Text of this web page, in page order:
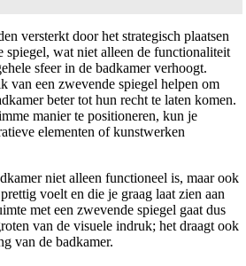
versterkt door het strategisch plaatsen
spiegel, wat niet alleen de functionaliteit
sfeer in de badkamer verhoogt.
van een zwevende spiegel helpen om
beter tot hun recht te laten komen.
manier te positioneren, kun je
elementen of kunstwerken
niet alleen functioneel is, maar ook
voelt en die je graag laat zien aan
met een zwevende spiegel gaat dus
van de visuele indruk; het draagt ook
van de badkamer.